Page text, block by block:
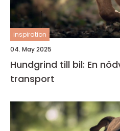
inspiration
04. May 2025
Hundgrind till bil: En
transport